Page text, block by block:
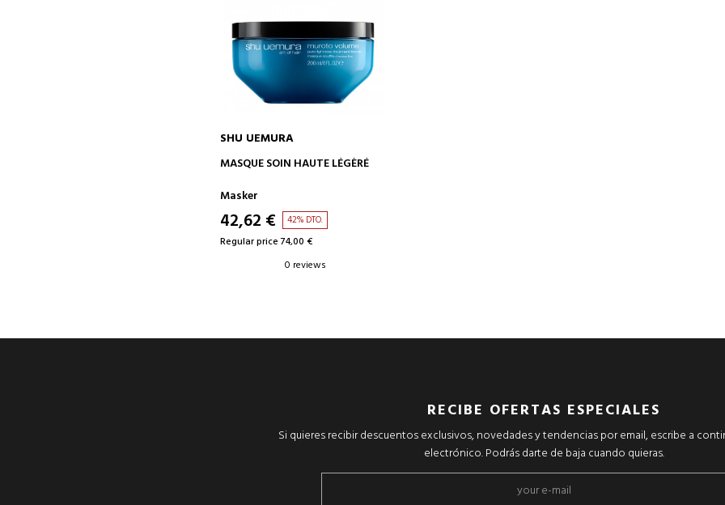
ADD TO CART
SHU UEMURA
MASQUE SOIN HAUTE LÉGÈRÉ
Masker
42,62 € 42% DTO.
Regular price 74,00 €
0 reviews
RECIBE OFERTAS ESPECIALES
Si quieres recibir descuentos exclusivos, novedades y tendencias por email, escribe a
electrónico. Podrás darte de baja cuando quieras.